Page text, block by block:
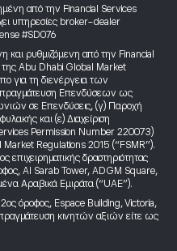
από την Financial Services
υπηρεσίες broker-dealer
#SD076
και ρυθμιζόμενη από την Financial
Abu Dhabi Global Market
για τη διενέργεια των
Επενδύσεων ως
σε Επενδύσεις, (γ) Παροχή
και (ε) Διαχείριση
Permission Number 220073)
Regulations 2015 (“FSMR”).
δραστηριότητας
Al Sarab Tower, ADGM Square,
Αραβικά Εμιράτα (“UAE”).
όροφος, Espace Building, Victoria,
κινητών αξιών είτε ως